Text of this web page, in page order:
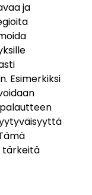
ja
Esimerkiksi
tärkeitä